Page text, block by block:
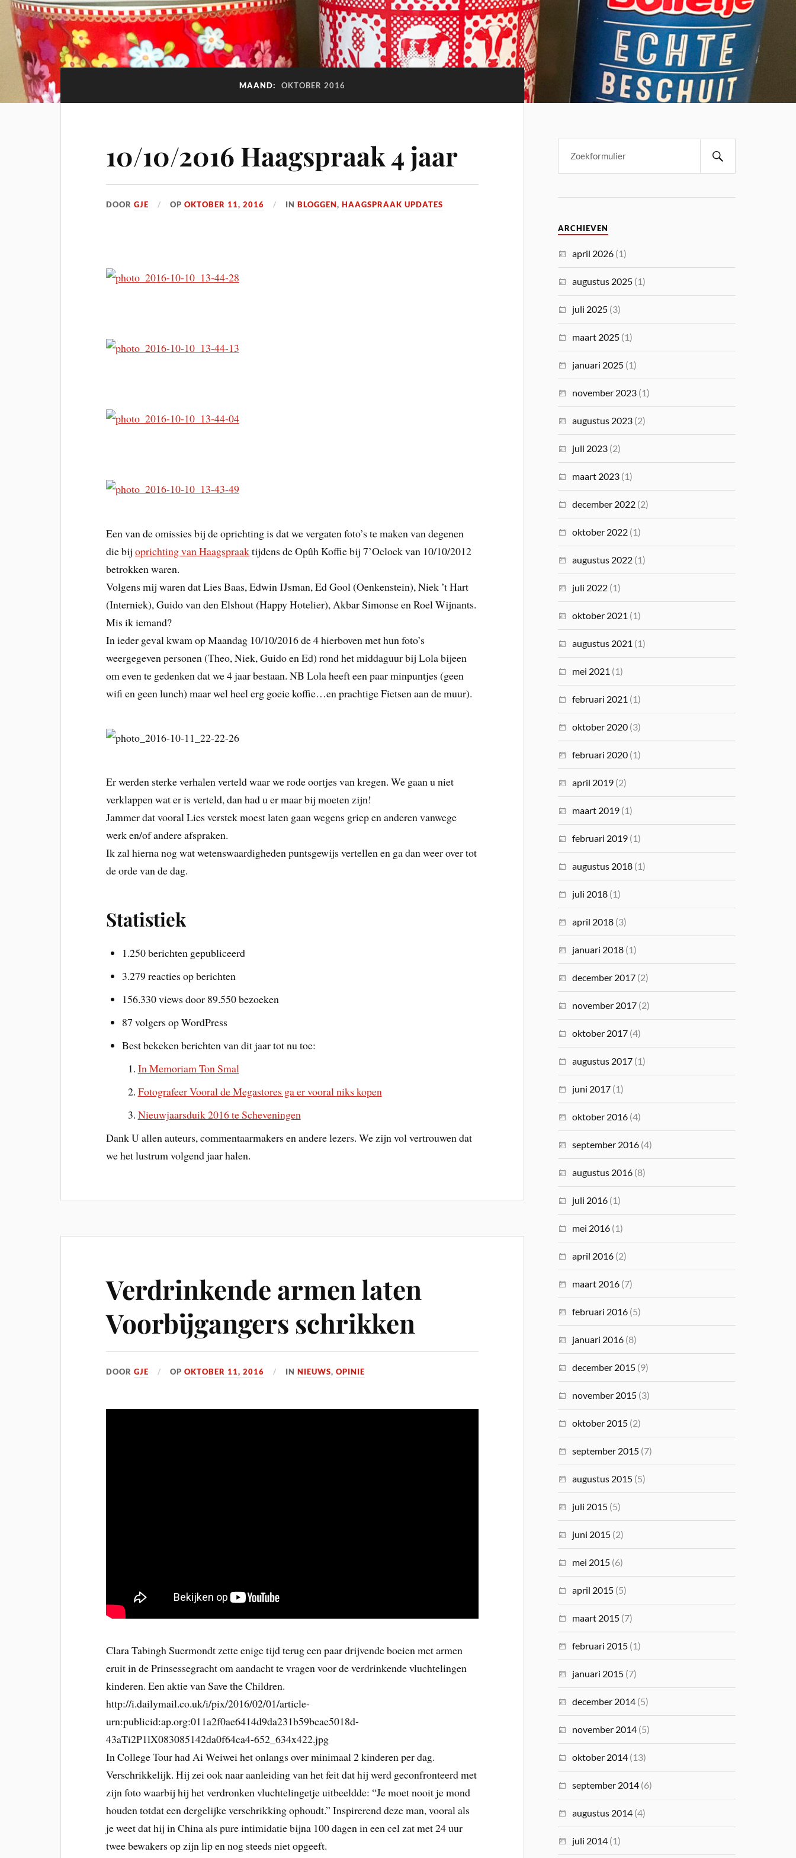
MAAND: OKTOBER 2016
10/10/2016 Haagspraak 4 jaar
DOORGJE OPOKTOBER 11, 2016 INBLOGGEN,HAAGSPRAAK UPDATES
Een van de omissies bij de oprichting is dat we vergaten foto’s te maken van degenen
die bijoprichting van Haagspraaktijdens de Opûh Koffie bij 7’Oclock van 10/10/2012
betrokken waren.
Volgens mij waren dat Lies Baas, Edwin IJsman, Ed Gool (Oenkenstein), Niek ’t Hart
(Interniek), Guido van den Elshout (Happy Hotelier), Akbar Simonse en Roel Wijnants.
Mis ik iemand?
In ieder geval kwam op Maandag 10/10/2016 de 4 hierboven met hun foto’s
weergegeven personen (Theo, Niek, Guido en Ed) rond het middaguur bij Lola bijeen
om even te gedenken dat we 4 jaar bestaan. NB Lola heeft een paar minpuntjes (geen
wifi en geen lunch) maar wel heel erg goeie koffie…en prachtige Fietsen aan de muur).
Er werden sterke verhalen verteld waar we rode oortjes van kregen. We gaan u niet
verklappen wat er is verteld, dan had u er maar bij moeten zijn!
Jammer dat vooral Lies verstek moest laten gaan wegens griep en anderen vanwege
werk en/of andere afspraken.
Ik zal hierna nog wat wetenswaardigheden puntsgewijs vertellen en ga dan weer over tot
de orde van de dag.
Statistiek
1.250 berichten gepubliceerd
3.279 reacties op berichten
156.330 views door 89.550 bezoeken
87 volgers op WordPress
Best bekeken berichten van dit jaar tot nu toe:
In Memoriam Ton Smal
Fotografeer Vooral de Megastores ga er vooral niks kopen
Nieuwjaarsduik 2016 te Scheveningen
Dank U allen auteurs, commentaarmakers en andere lezers. We zijn vol vertrouwen dat
we het lustrum volgend jaar halen.
Verdrinkende armen laten
Voorbijgangers schrikken
DOORGJE OPOKTOBER 11, 2016 INNIEUWS,OPINIE
Clara Tabingh Suermondt zette enige tijd terug een paar drijvende boeien met armen
eruit in de Prinsessegracht om aandacht te vragen voor de verdrinkende vluchtelingen
kinderen. Een aktie van Save the Children.
http://i.dailymail.co.uk/i/pix/2016/02/01/article-
urn:publicid:ap.org:011a2f0ae6414d9da231b59bcae5018d-
43aTi2P1lX083085142da0f64ca4-652_634x422.jpg
In College Tour had Ai Weiwei het onlangs over minimaal 2 kinderen per dag.
Verschrikkelijk. Hij zei ook naar aanleiding van het feit dat hij werd geconfronteerd met
zijn foto waarbij hij het verdronken vluchtelingetje uitbeeldde: “Je moet nooit je mond
houden totdat een dergelijke verschrikking ophoudt.” Inspirerend deze man, vooral als
je weet dat hij in China als pure intimidatie bijna 100 dagen in een cel zat met 24 uur
twee bewakers op zijn lip en nog steeds niet opgeeft.
ARCHIEVEN
april 2026 (1)
augustus 2025 (1)
juli 2025 (3)
maart 2025 (1)
januari 2025 (1)
november 2023 (1)
augustus 2023 (2)
juli 2023 (2)
maart 2023 (1)
december 2022 (2)
oktober 2022 (1)
augustus 2022 (1)
juli 2022 (1)
oktober 2021 (1)
augustus 2021 (1)
mei 2021 (1)
februari 2021 (1)
oktober 2020 (3)
februari 2020 (1)
april 2019 (2)
maart 2019 (1)
februari 2019 (1)
augustus 2018 (1)
juli 2018 (1)
april 2018 (3)
januari 2018 (1)
december 2017 (2)
november 2017 (2)
oktober 2017 (4)
augustus 2017 (1)
juni 2017 (1)
oktober 2016 (4)
september 2016 (4)
augustus 2016 (8)
juli 2016 (1)
mei 2016 (1)
april 2016 (2)
maart 2016 (7)
februari 2016 (5)
januari 2016 (8)
december 2015 (9)
november 2015 (3)
oktober 2015 (2)
september 2015 (7)
augustus 2015 (5)
juli 2015 (5)
juni 2015 (2)
mei 2015 (6)
april 2015 (5)
maart 2015 (7)
februari 2015 (1)
januari 2015 (7)
december 2014 (5)
november 2014 (5)
oktober 2014 (13)
september 2014 (6)
augustus 2014 (4)
juli 2014 (1)